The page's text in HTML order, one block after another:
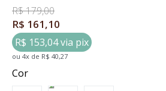
R$ 179,00
R$ 161,10
R$ 153,04 via pix
ou 4x de R$ 40,27
Cor